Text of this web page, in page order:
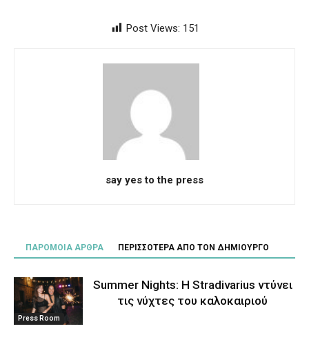
Post Views: 151
say yes to the press
ΠΑΡΟΜΟΙΑ ΑΡΘΡΑ ΠΕΡΙΣΣΟΤΕΡΑ ΑΠΟ ΤΟΝ ΔΗΜΙΟΥΡΓΟ
Press Room
Summer Nights: Η Stradivarius ντύνει
τις νύχτες του καλοκαιριού